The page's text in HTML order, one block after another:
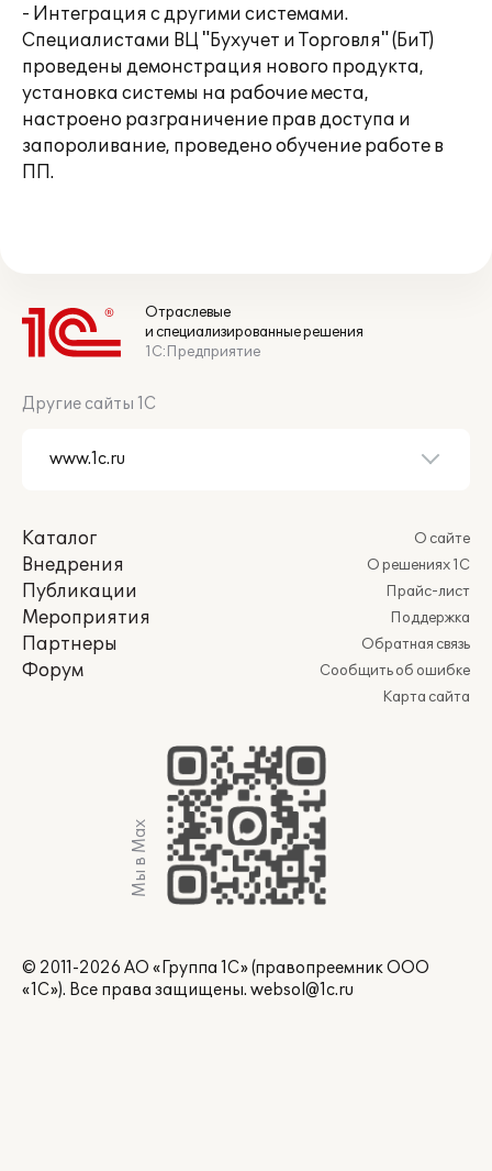
- Интеграция с другими системами.
Специалистами ВЦ "Бухучет и Торговля" (БиТ)
проведены демонстрация нового продукта,
установка системы на рабочие места,
настроено разграничение прав доступа и
запороливание, проведено обучение работе в
ПП.
Отраслевые
и специализированные решения
1С:Предприятие
Другие сайты 1С
Каталог
Внедрения
Публикации
Мероприятия
Партнеры
Форум
О сайте
О решениях 1С
Прайс-лист
Поддержка
Обратная связь
Сообщить об ошибке
Карта сайта
Мы в Max
© 2011-2026 АО «Группа 1С» (правопреемник ООО
«1С»). Все права защищены. websol@1c.ru